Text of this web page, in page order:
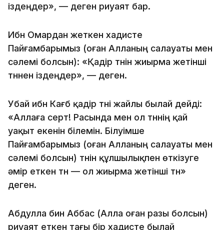
іздеңдер», — деген риуаят бар.
Ибн Омардан жеткен хадисте
Пайғамбарымыз (оған Алланың салауаты мен
сәлемі болсын): «Қадір түнін жиырма жетінші
түннен іздеңдер», — деген.
Убай ибн Кағб қадір түні жайлы былай дейді:
«Аллаға серт! Расында мен ол түннің қай
уақыт екенін білемін. Білуімше
Пайғамбарымыз (оған Алланың салауаты мен
сәлемі болсын) түнін құлшылықпен өткізуге
әмір еткен түн — ол жиырма жетінші түн»
деген.
Абдулла бин Аббас (Алла оған разы болсын)
риуаят еткен тағы бір хадисте былай